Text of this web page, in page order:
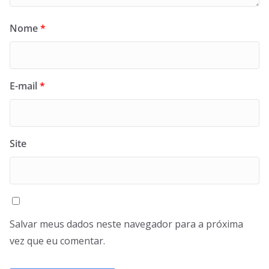
Nome*
E-mail*
Site
Salvar meus dados neste navegador para a próxima
vez que eu comentar.